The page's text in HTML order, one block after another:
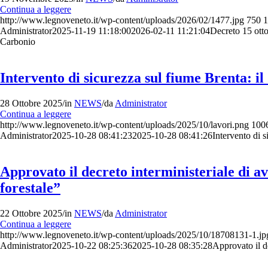
Continua a leggere
http://www.legnoveneto.it/wp-content/uploads/2026/02/1477.jpg 750
Administrator2025-11-19 11:18:002026-02-11 11:21:04Decreto 15
Carbonio
Intervento di sicurezza sul fiume Brenta: il
28 Ottobre 2025/in NEWS/da Administrator
Continua a leggere
http://www.legnoveneto.it/wp-content/uploads/2025/10/lavori.png
Administrator2025-10-28 08:41:232025-10-28 08:41:26Intervento di
Approvato il decreto interministeriale di
forestale”
22 Ottobre 2025/in NEWS/da Administrator
Continua a leggere
http://www.legnoveneto.it/wp-content/uploads/2025/10/18708131-
Administrator2025-10-22 08:25:362025-10-28 08:35:28Approvato il